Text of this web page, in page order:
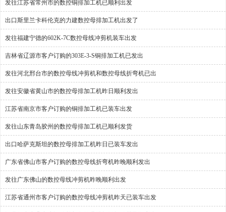
发往江苏省常州市的数控铜排加工机已顺利出发
出口斯里兰卡科伦克的力建数控母排加工机出发了
发往福建宁德的602K-7C数控母线冲剪机装车出发
吉林省辽源市客户订购的303E-3-S铜排加工机已发出
发往河北邢台市的数控母线冲剪机和数控母线折弯机已出
发往安徽省黄山市的数控母排加工机昨日顺利发出
江苏省南京市客户订购的铜排加工机已装车出发
发往山东青岛胶州的数控母排加工机已顺利发货
出口哈萨克斯坦的数控母排加工机昨日已装车发出
广东省佛山市客户订购的数控母线折弯机昨晚顺利发出
发往广东佛山的数控母线冲剪机昨晚顺利出发
江苏省通州市客户订购的数控母线冲剪机昨天已装车出发